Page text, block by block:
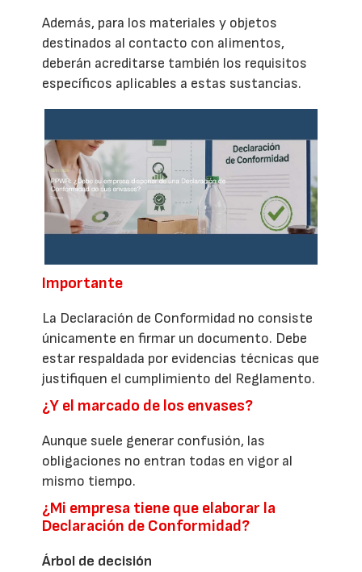
Además, para los materiales y objetos
destinados al contacto con alimentos,
deberán acreditarse también los requisitos
específicos aplicables a estas sustancias.
Importante
La Declaración de Conformidad no consiste
únicamente en firmar un documento. Debe
estar respaldada por evidencias técnicas que
justifiquen el cumplimiento del Reglamento.
¿Y el marcado de los envases?
Aunque suele generar confusión, las
obligaciones no entran todas en vigor al
mismo tiempo.
¿Mi empresa tiene que elaborar la
Declaración de Conformidad?
Árbol de decisión